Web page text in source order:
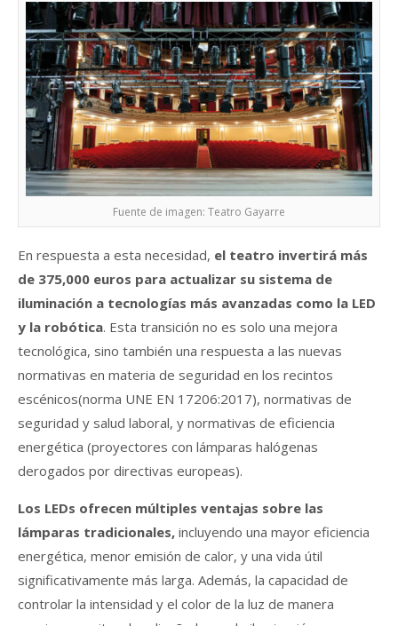
Fuente de imagen: Teatro Gayarre
En respuesta a esta necesidad, el teatro invertirá más
de 375,000 euros para actualizar su sistema de
iluminación a tecnologías más avanzadas como la LED
y la robótica. Esta transición no es solo una mejora
tecnológica, sino también una respuesta a las nuevas
normativas en materia de seguridad en los recintos
escénicos(norma UNE EN 17206:2017), normativas de
seguridad y salud laboral, y normativas de eficiencia
energética (proyectores con lámparas halógenas
derogados por directivas europeas).
Los LEDs ofrecen múltiples ventajas sobre las
lámparas tradicionales, incluyendo una mayor eficiencia
energética, menor emisión de calor, y una vida útil
significativamente más larga. Además, la capacidad de
controlar la intensidad y el color de la luz de manera